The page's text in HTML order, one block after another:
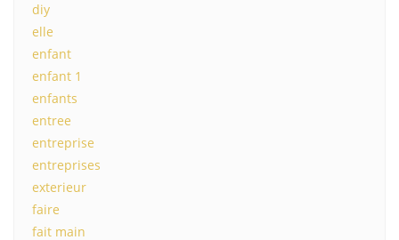
diy
elle
enfant
enfant 1
enfants
entree
entreprise
entreprises
exterieur
faire
fait main